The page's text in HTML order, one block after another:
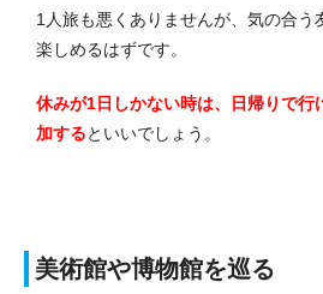
1人旅も悪くありませんが、気の合う
楽しめるはずです。
休みが1日しかない時は、日帰りで行
加するといいでしょう。
美術館や博物館を巡る